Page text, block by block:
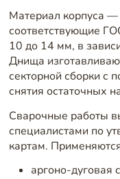
Материал корпуса —
соответствующие
10 до 14 мм, в
Днища
секторной сборки с
снятия остаточных
Сварочные работы
специалистами по
картам.
аргоно-дуговая